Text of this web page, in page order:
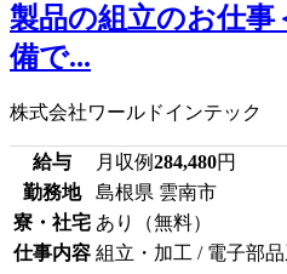
製品の組立のお仕事
備で...
株式会社ワールドインテック
給与 月収例284,480円
勤務地
島根県 雲南市
寮・社宅 あり（無料）
仕事内容 組立・加工 / 電子部